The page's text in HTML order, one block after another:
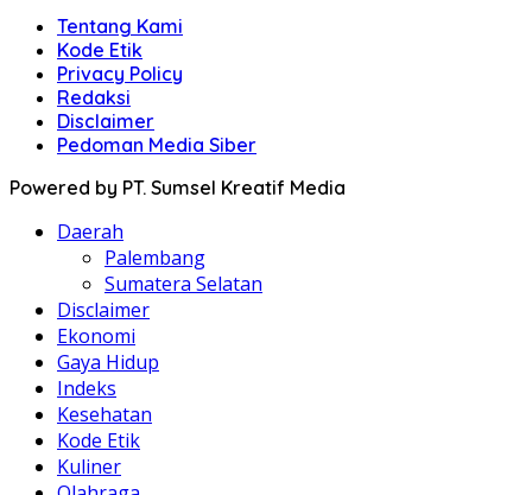
Tentang Kami
Kode Etik
Privacy Policy
Redaksi
Disclaimer
Pedoman Media Siber
Powered by PT. Sumsel Kreatif Media
Daerah
Palembang
Sumatera Selatan
Disclaimer
Ekonomi
Gaya Hidup
Indeks
Kesehatan
Kode Etik
Kuliner